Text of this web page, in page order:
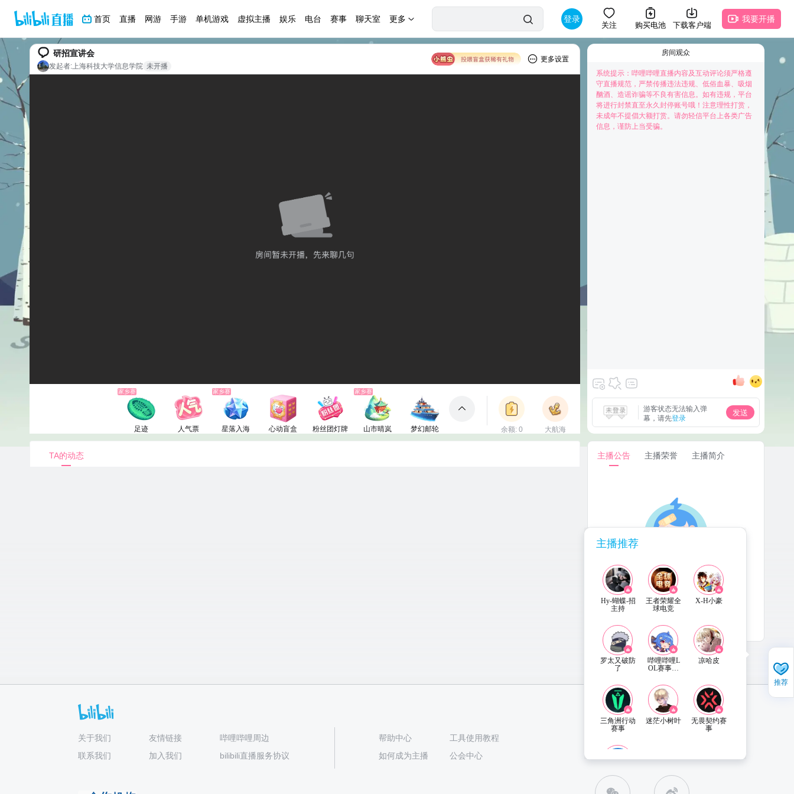
首页 直播 网游 手游 单机游戏 虚拟主播 娱乐 电台 赛事 聊天室 更多 登录
关注 购买电池 下载客户端
我要开播
研招宣讲会
发起者: 上海科技大学信息学院 未开播
更多设置
家乡赛
足迹
1电池
人气票
1电池
家乡赛
星落入海
6660电池
心动盲盒
150电池
粉丝团灯牌
1电池
家乡赛
山市晴岚
660电池
梦幻邮轮
3000电池
包裹
余额: 0
立即充值
大航海
立即上船
房间观众
快来抢占前排为主播打Call吧
系统提示：哔哩哔哩直播内容及互动评论须严格遵
守直播规范，严禁传播违法违规、低俗血暴、吸烟
酗酒、造谣诈骗等不良有害信息。如有违规，平台
将进行封禁直至永久封停账号哦！注意理性打赏，
未成年不提倡大额打赏。请勿轻信平台上各类广告
信息，谨防上当受骗。
游客状态无法输入弹
幕，请先登录
发送
TA的动态 主播公告 主播荣誉 主播简介
主播还没有公告内容哦~
2022-4-24 更新
推荐
主播推荐
Hy-蝴蝶-招
主持
王者荣耀全
球电竞
X-H小豪
罗太又破防
了
哔哩哔哩L
OL赛事直
凉哈皮
三角洲行动
赛事
迷茫小树叶
无畏契约赛
事
EdmundDZh
ang
直播姬APP 下载
关于我们 友情链接
哔哩哔哩周边
联系我们
加入我们 bilibili直播服务协议
帮助中心
工具使用教程
如何成为主播
公会中心